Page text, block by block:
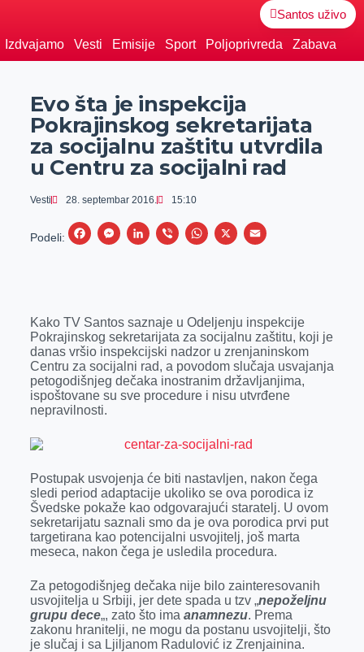
Santos uživo
Izdvajamo Vesti Emisije Sport Poljoprivreda Zabava
Evo šta je inspekcija
Pokrajinskog sekretarijata
za socijalnu zaštitu utvrdila
u Centru za socijalni rad
Vesti 28. septembar 2016. 15:10
Podeli:
F
b
o
o
k
M
e
n
g
e
L
e
d
I
n
V
r
W
s
A
p
p
X
E
l
Kako TV Santos saznaje u Odeljenju inspekcije
Pokrajinskog sekretarijata za socijalnu zaštitu, koji je
danas vršio inspekcijski nadzor u zrenjaninskom
Centru za socijalni rad, a povodom slučaja usvajanja
petogodišnjeg dečaka inostranim državljanjima,
ispoštovane su sve procedure i nisu utvrđene
nepravilnosti.
Postupak usvojenja će biti nastavljen, nakon čega
sledi period adaptacije ukoliko se ova porodica iz
Švedske pokaže kao odgovarajući staratelj. U ovom
sekretarijatu saznali smo da je ova porodica prvi put
targetirana kao potencijalni usvojitelj, još marta
meseca, nakon čega je usledila procedura.
Za petogodišnjeg dečaka nije bilo zainteresovanih
usvojitelja u Srbiji, jer dete spada u tzv „nepoželjnu
grupu dece„, zato što ima anamnezu. Prema
zakonu hranitelji, ne mogu da postanu usvojitelji, što
je slučaj i sa Ljiljanom Radulović iz Zrenjainina.